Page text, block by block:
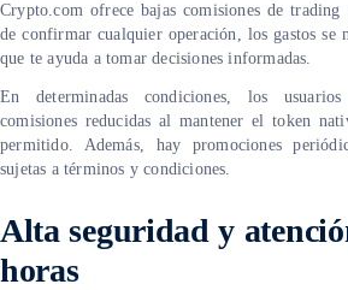
Crypto.com ofrece bajas comisiones de
de confirmar cualquier operación, los gastos se
que te ayuda a tomar decisiones informadas.
En determinadas condiciones, los
comisiones reducidas al mantener el token
permitido. Además, hay promociones
sujetas a términos y condiciones.
Alta seguridad y
horas